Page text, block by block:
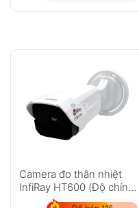
Camera đo thân nhiệt
InfiRay HT600 (Độ chính
xác 0,3 °C)